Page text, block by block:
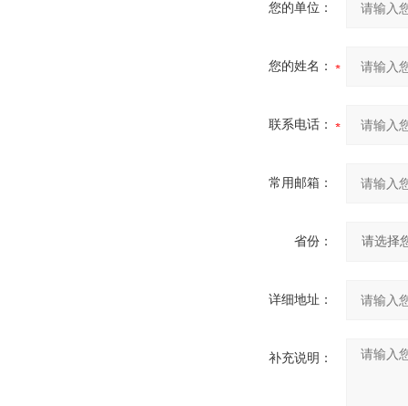
您的单位：
您的姓名：
联系电话：
常用邮箱：
省份：
详细地址：
补充说明：